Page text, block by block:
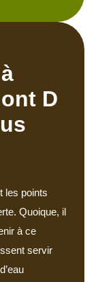
D
les points
Quoique, il
à ce
servir